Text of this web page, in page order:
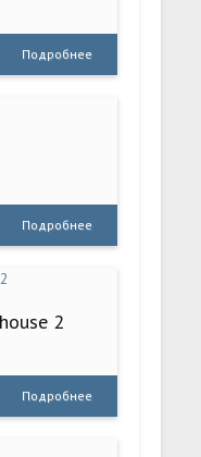
Подробнее
Подробнее
2
Подробнее